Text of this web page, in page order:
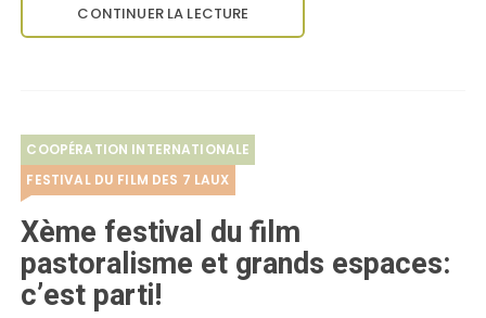
CONTINUER LA LECTURE
COOPÉRATION INTERNATIONALE
FESTIVAL DU FILM DES 7 LAUX
Xème festival du film
pastoralisme et grands espaces:
c’est parti!